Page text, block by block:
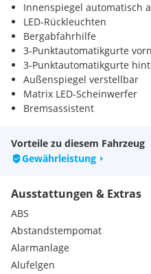
Innenspiegel automatisch
LED-Rückleuchten
Bergabfahrhilfe
3-Punktautomatikgurte
3-Punktautomatikgurte
Außenspiegel verstellbar
Matrix LED-Scheinwerfer
Bremsassistent
360° Kamera
Ablage- und Staukasten
Adaptive Luftfederung
Auspuff
Diebstahlwarnanlage
Getränkehalter
Gurtstraffer
Laderaumabdeckung
Vorteile zu diesem Fahrzeug
Gewährleistung
Ausstattungen & Extras
ABS
Abstandstempomat
Alarmanlage
Alufelgen